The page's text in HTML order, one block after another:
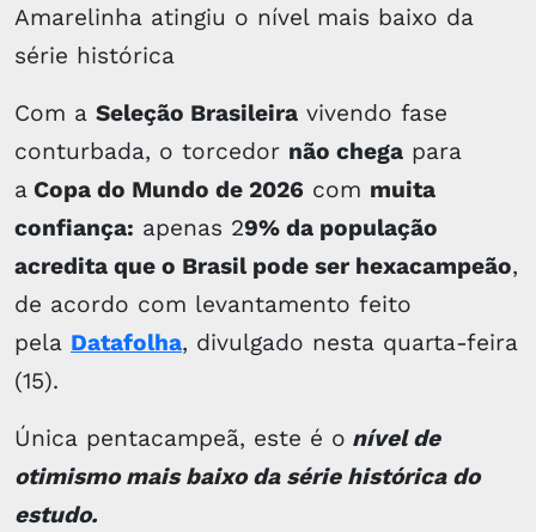
Amarelinha atingiu o nível mais baixo da
série histórica
Com a Seleção Brasileira vivendo fase
conturbada, o torcedor não chega para
a Copa do Mundo de 2026 com muita
confiança: apenas 29% da população
acredita que o Brasil pode ser hexacampeão,
de acordo com levantamento feito
pela Datafolha, divulgado nesta quarta-feira
(15).
Única pentacampeã, este é o nível de
otimismo mais baixo da série histórica do
estudo.